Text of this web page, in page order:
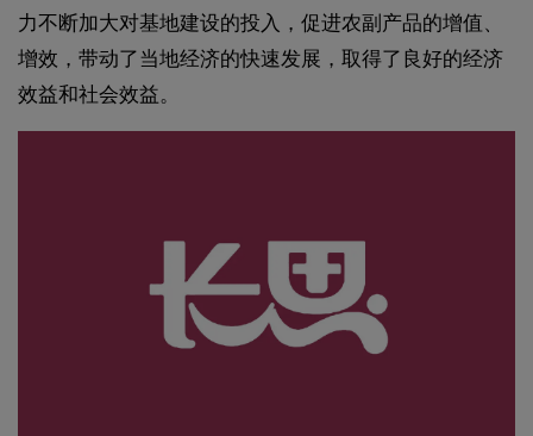
力不断加大对基地建设的投入，促进农副产品的增值、
增效，带动了当地经济的快速发展，取得了良好的经济
效益和社会效益。